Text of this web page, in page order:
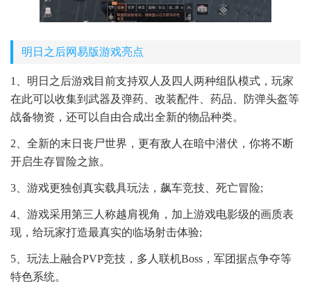
明日之后网易版游戏亮点
1、明日之后游戏目前支持双人及四人两种组队模式，玩家
在此可以收集到武器及弹药、改装配件、药品、防弹头盔等
战备物资，还可以自由合成出全新的物品种类。
2、全新的末日丧尸世界，更有敌人在暗中潜伏，你将不断
开启生存冒险之旅。
3、游戏更独创真实载具玩法，飙车竞技、死亡冒险;
4、游戏采用第三人称越肩视角，加上游戏电影级的画质表
现，给玩家打造最真实的临场射击体验;
5、玩法上融合PVP竞技，多人联机Boss，军团据点争夺等
特色系统。